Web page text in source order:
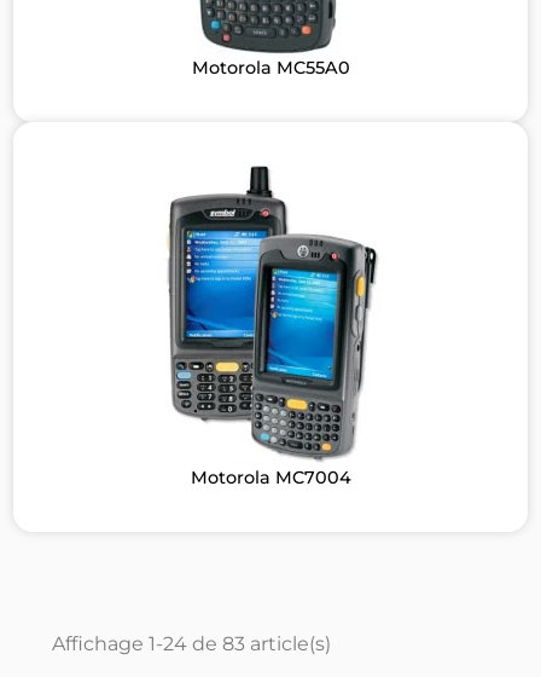
Motorola MC55A0
Motorola MC7004
Affichage 1-24 de 83 article(s)